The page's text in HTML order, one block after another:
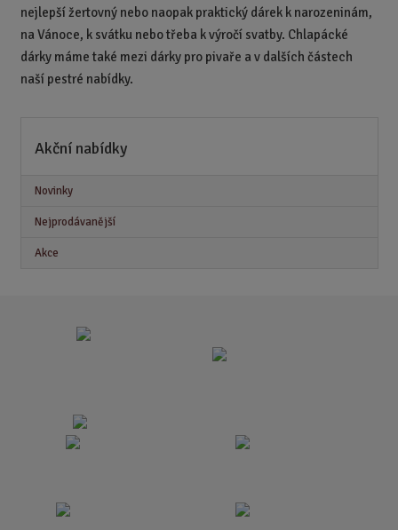
nejlepší žertovný nebo naopak praktický dárek k narozeninám,
na Vánoce, k svátku nebo třeba k výročí svatby. Chlapácké
dárky máme také mezi dárky pro pivaře a v dalších částech
naší pestré nabídky.
Akční nabídky
Novinky
Nejprodávanější
Akce